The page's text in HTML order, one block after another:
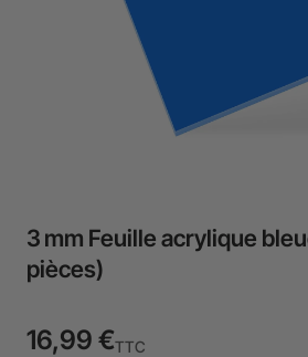
3 mm Feuille acrylique
pièces)
16,99 €TTC